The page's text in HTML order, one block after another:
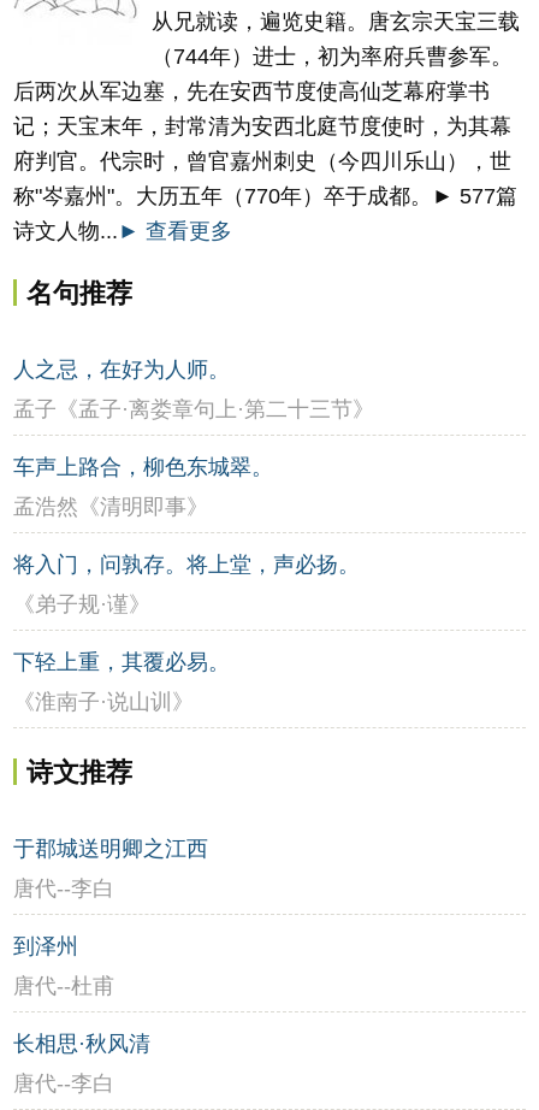
从兄就读，遍览史籍。唐玄宗天宝三载
（744年）进士，初为率府兵曹参军。
后两次从军边塞，先在安西节度使高仙芝幕府掌书
记；天宝末年，封常清为安西北庭节度使时，为其幕
府判官。代宗时，曾官嘉州刺史（今四川乐山），世
称"岑嘉州"。大历五年（770年）卒于成都。► 577篇
诗文人物... ► 查看更多
名句推荐
人之忌，在好为人师。
孟子《孟子·离娄章句上·第二十三节》
车声上路合，柳色东城翠。
孟浩然《清明即事》
将入门，问孰存。将上堂，声必扬。
《弟子规·谨》
下轻上重，其覆必易。
《淮南子·说山训》
诗文推荐
于郡城送明卿之江西
唐代--李白
到泽州
唐代--杜甫
长相思·秋风清
唐代--李白